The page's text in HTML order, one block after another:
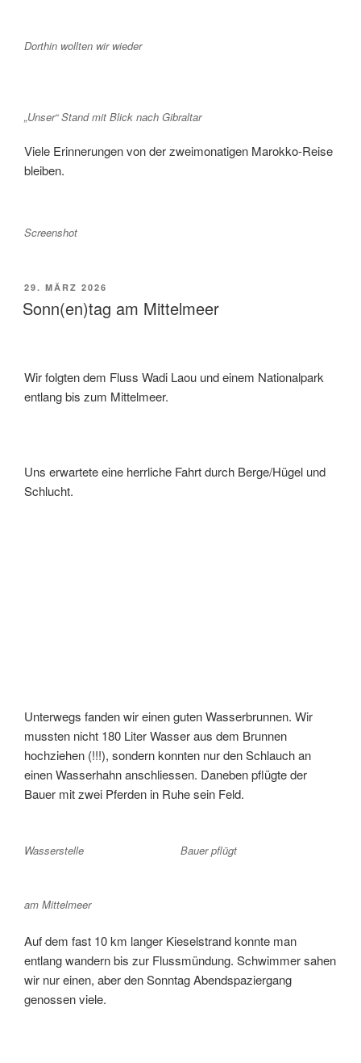
Dorthin wollten wir wieder
„Unser“ Stand mit Blick nach Gibraltar
Viele Erinnerungen von der zweimonatigen Marokko-Reise
bleiben.
Screenshot
VERÖFFENTLICHT
AM
29. MÄRZ 2026
Sonn(en)tag am Mittelmeer
Wir folgten dem Fluss Wadi Laou und einem Nationalpark
entlang bis zum Mittelmeer.
Uns erwartete eine herrliche Fahrt durch Berge/Hügel und
Schlucht.
Unterwegs fanden wir einen guten Wasserbrunnen. Wir
mussten nicht 180 Liter Wasser aus dem Brunnen
hochziehen (!!!), sondern konnten nur den Schlauch an
einen Wasserhahn anschliessen. Daneben pflügte der
Bauer mit zwei Pferden in Ruhe sein Feld.
Wasserstelle Bauer pflügt
am Mittelmeer
Auf dem fast 10 km langer Kieselstrand konnte man
entlang wandern bis zur Flussmündung. Schwimmer sahen
wir nur einen, aber den Sonntag Abendspaziergang
genossen viele.